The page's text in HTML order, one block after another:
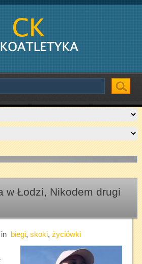
w Łodzi, Nikodem drugi
biegi, skoki, życiówki